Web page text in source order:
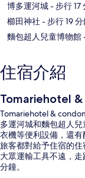
博多運河城- 步行 17
櫛田神社 - 步行 19
麵包超人兒童博物館
住宿介紹
Tomariehotel
Tomariehotel &
多運河城和麵包超人
衣機等便利設備，還有
旅客都對給予住宿的
大眾運輸工具不遠，走
分鐘。